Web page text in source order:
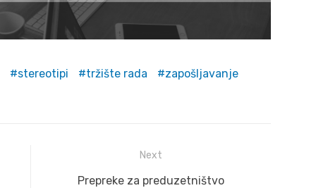
stereotipi tržište rada
zapošljavanje
Next
Next
Prepreke za preduzetništvo